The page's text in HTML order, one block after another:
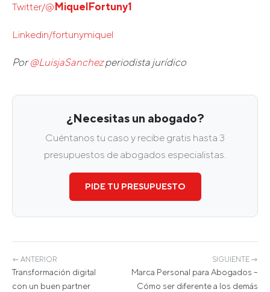
Twitter/@ MiquelFortuny1
Linkedin/fortunymiquel
Por@LuisjaSanchezperiodista jurídico
¿Necesitas un abogado?
Cuéntanos tu caso y recibe gratis hasta 3
presupuestos de abogados especialistas.
PIDE TU PRESUPUESTO
← ANTERIOR
Transformación digital
con un buen partner
SIGUIENTE →
Marca Personal para Abogados –
Cómo ser diferente a los demás